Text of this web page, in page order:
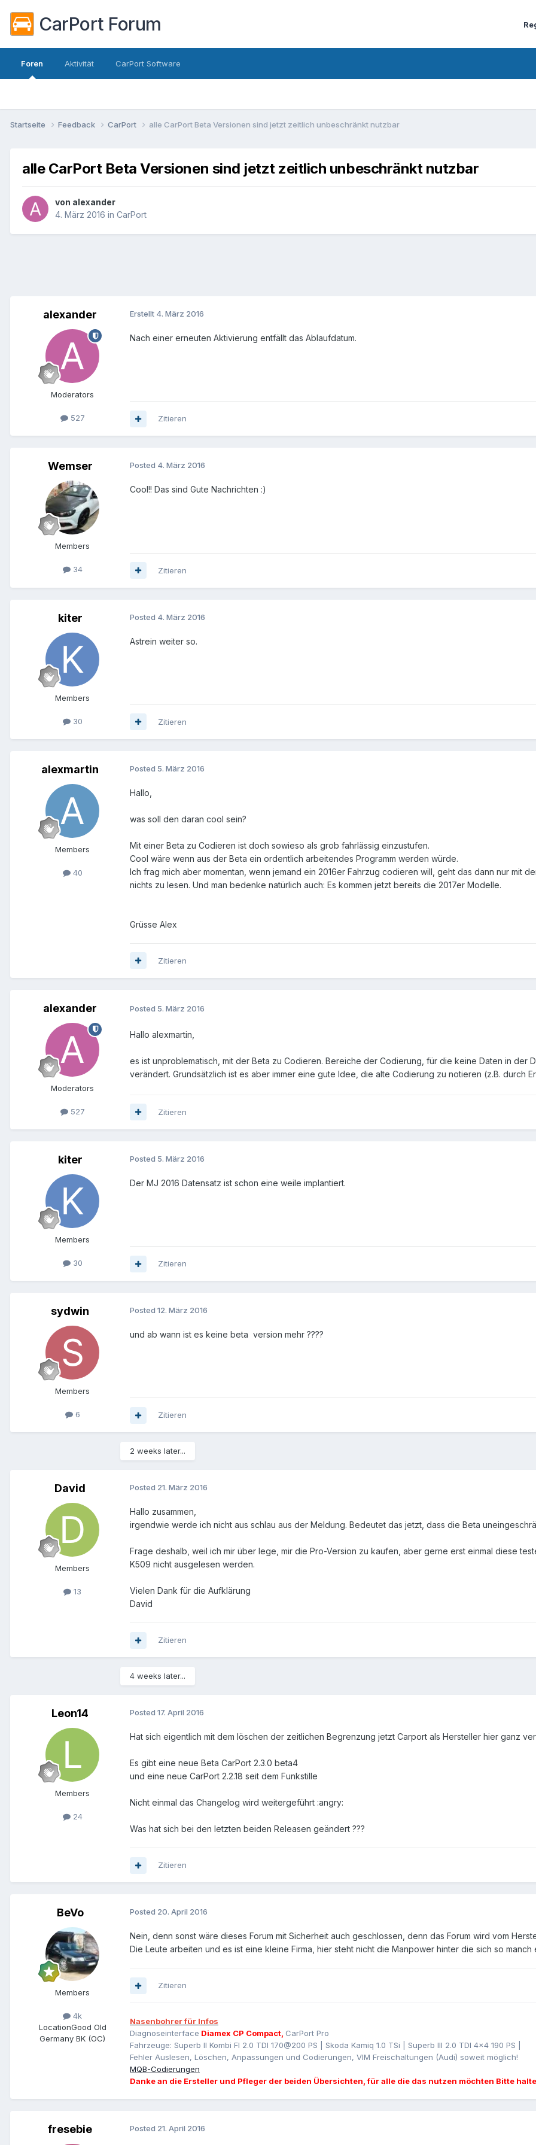
CarPort Forum
Foren Aktivität CarPort Software
Startseite Feedback CarPort alle CarPort Beta Versionen sind jetzt zeitlich unbeschränkt nutzbar
alle CarPort Beta Versionen sind jetzt zeitlich unbeschränkt nutzbar
von alexander
4. März 2016 in CarPort
alexander
Moderators
527
Erstellt 4. März 2016
Nach einer erneuten Aktivierung entfällt das Ablaufdatum.
Zitieren
Wemser
Members
34
Posted 4. März 2016
Cool!! Das sind Gute Nachrichten :)
Zitieren
kiter
Members
30
Posted 4. März 2016
Astrein weiter so.
Zitieren
alexmartin
Members
40
Posted 5. März 2016
Hallo,
was soll den daran cool sein?
Mit einer Beta zu Codieren ist doch sowieso als grob fahrlässig einzustufen.
Cool wäre wenn aus der Beta ein ordentlich arbeitendes Programm werden würde.
Ich frag mich aber momentan, wenn jemand ein 2016er Fahrzug codieren will, geht das dann nur mit
nichts zu lesen. Und man bedenke natürlich auch: Es kommen jetzt bereits die 2017er Modelle.
Grüsse Alex
Zitieren
alexander
Moderators
527
Posted 5. März 2016
Hallo alexmartin,
es ist unproblematisch, mit der Beta zu Codieren. Bereiche der Codierung, für die keine Daten in der
verändert. Grundsätzlich ist es aber immer eine gute Idee, die alte Codierung zu notieren (z.B. durch
Zitieren
kiter
Members
30
Posted 5. März 2016
Der MJ 2016 Datensatz ist schon eine weile implantiert.
Zitieren
sydwin
Members
6
Posted 12. März 2016
und ab wann ist es keine beta version mehr ????
Zitieren
2 weeks later...
David
Members
13
Posted 21. März 2016
Hallo zusammen,
irgendwie werde ich nicht aus schlau aus der Meldung. Bedeutet das jetzt, dass die Beta
Frage deshalb, weil ich mir über lege, mir die Pro-Version zu kaufen, aber gerne erst einmal diese
K509 nicht ausgelesen werden.
Vielen Dank für die Aufklärung
David
Zitieren
4 weeks later...
Leon14
Members
24
Posted 17. April 2016
Hat sich eigentlich mit dem löschen der zeitlichen Begrenzung jetzt Carport als Hersteller hier ganz
Es gibt eine neue Beta CarPort 2.3.0 beta4
und eine neue CarPort 2.2.18 seit dem Funkstille
Nicht einmal das Changelog wird weitergeführt :angry:
Was hat sich bei den letzten beiden Releasen geändert ???
Zitieren
BeVo
Members
4k
LocationGood Old
Germany BK (OC)
Posted 20. April 2016
Nein, denn sonst wäre dieses Forum mit Sicherheit auch geschlossen, denn das Forum wird vom
Die Leute arbeiten und es ist eine kleine Firma, hier steht nicht die Manpower hinter die sich so manch
Zitieren
Nasenbohrer für Infos
Diagnoseinterface Diamex CP Compact, CarPort Pro
Fahrzeuge: Superb II Kombi Fl 2.0 TDI 170@200 PS | Skoda Kamiq 1.0 TSi | Superb III 2.0 TDI 4x4 190 PS |
Fehler Auslesen, Löschen, Anpassungen und Codierungen, VIM Freischaltungen (Audi) soweit möglich!
MQB-Codierungen
Danke an die Ersteller und Pfleger der beiden Übersichten, für alle die das nutzen möchten Bitte
fresebie Posted 21. April 2016